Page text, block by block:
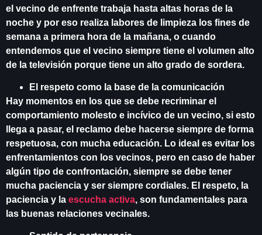
el vecino de enfrente trabaja hasta altas horas de la
noche y por eso realiza labores de limpieza los fines de
semana a primera hora de la mañana, o cuando
entendemos que el vecino siempre tiene el volumen alto
de la televisión porque tiene un alto grado de sordera.
El respeto como la base de la comunicación
Hay momentos en los que se debe recriminar el
comportamiento molesto e incívico de un vecino, si esto
llega a pasar, el reclamo debe hacerse siempre de forma
respetuosa, con mucha educación. Lo ideal es evitar los
enfrentamientos con los vecinos, pero en caso de haber
algún tipo de confrontación, siempre se debe tener
mucha paciencia y ser siempre cordiales. El respeto, la
paciencia y la escucha activa, son fundamentales para
las buenas relaciones vecinales.